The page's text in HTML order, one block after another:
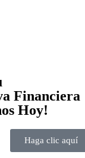
Financiera
Hoy!
Haga clic aquí